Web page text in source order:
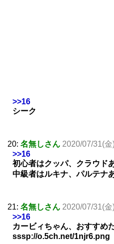
>>16
シーク
20: 名無しさん 2020/07/31(
>>16
初心者はクッパ、クラウド
中級者はルキナ、パルテナ
21: 名無しさん 2020/07/31(
>>16
カービィちゃん、おすすめ
sssp://o.5ch.net/1njr6.png